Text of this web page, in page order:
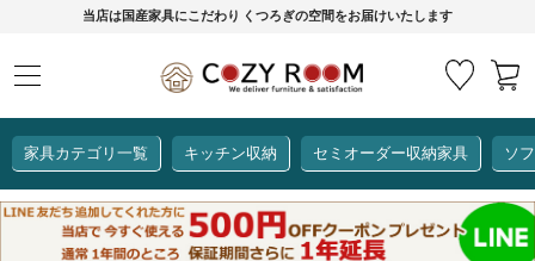
当店は国産家具にこだわり くつろぎの空間をお届けいたします
家具カテゴリ一覧 キッチン収納 セミオーダー収納家具 ソ
キッチン収納
セミオーダー収納家具
ソファー
リビング家具
ダイニングセット
カーインテリア
COZY ROOMオリジナル
全て見る